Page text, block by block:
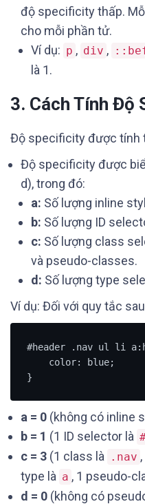
độ specificity thấp.
cho mỗi phần tử.
Ví dụ: p , div ,
là 1.
3. Cách Tính Độ
Độ specificity được tính
Độ specificity được
d), trong đó:
a: Số lượng inline
b: Số lượng ID
c: Số lượng class
và pseudo-classes.
d: Số lượng type
Ví dụ: Đối với quy tắc
#header .nav ul li
}
a = 0 (không có inline
b = 1 (1 ID selector là
c = 3 (1 class là .nav
type là a , 1 pseudo-
d = 0 (không có